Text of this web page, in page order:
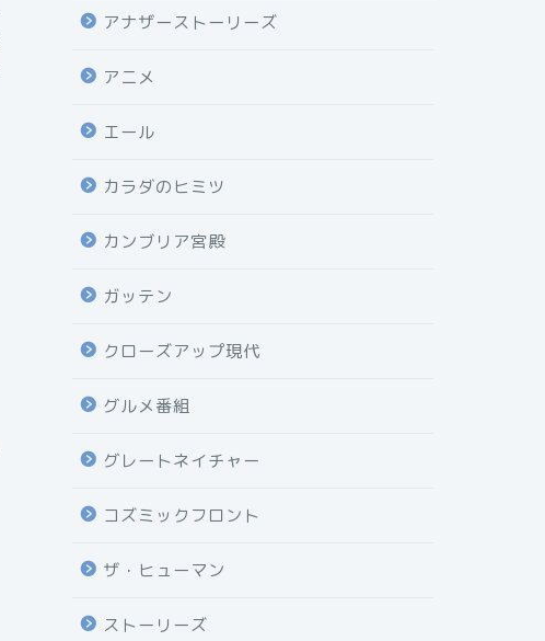
アナザーストーリーズ
アニメ
エール
カラダのヒミツ
カンブリア宮殿
ガッテン
クローズアップ現代
グルメ番組
グレートネイチャー
コズミックフロント
ザ・ヒューマン
ストーリーズ